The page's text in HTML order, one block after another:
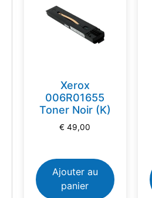
Xerox
006R01655
Toner Noir (K)
€ 49,00
Ajouter au
panier